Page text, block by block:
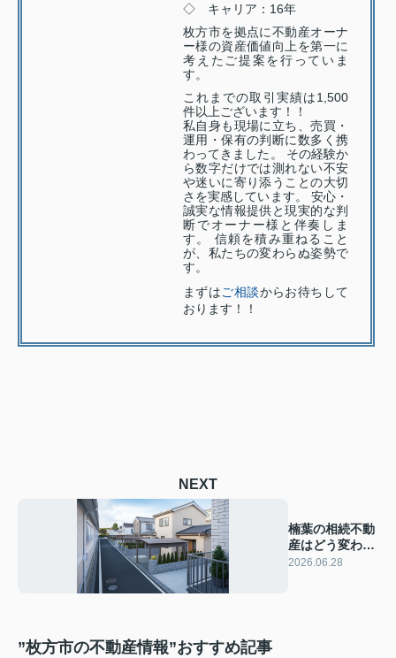
◇ キャリア：16年
枚方市を拠点に不動産オーナ
ー様の資産価値向上を第一に
考えたご提案を行っていま
す。
これまでの取引実績は1,500
件以上ございます！！
私自身も現場に立ち、売買・
運用・保有の判断に数多く携
わってきました。 その経験か
ら数字だけでは測れない不安
や迷いに寄り添うことの大切
さを実感しています。 安心・
誠実な情報提供と現実的な判
断でオーナー様と伴奏しま
す。 信頼を積み重ねること
が、私たちの変わらぬ姿勢で
す。
まずはご相談からお待ちして
おります！！
NEXT
楠葉の相続不動
産はどう変わ
る？市場価値と
2026.06.28
”枚方市の不動産情報”おすすめ記事